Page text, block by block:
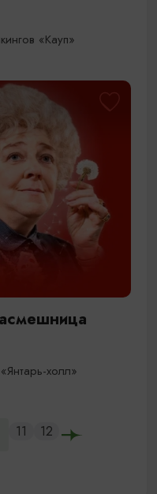
«Кауп»
холл»
11 12